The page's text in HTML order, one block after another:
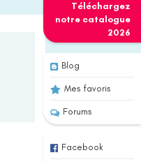
Téléchargez
notre catalogue
2026
Blog
Mes favoris
Forums
Facebook